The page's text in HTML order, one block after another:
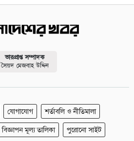
ভারপ্রাপ্ত সম্পাদক
সৈয়দ মেজবাহ উদ্দিন
যোগাযোগ শর্তাবলি ও নীতিমালা
বিজ্ঞাপন মূল্য তালিকা পুরোনো সাইট